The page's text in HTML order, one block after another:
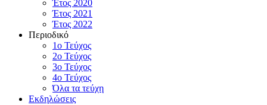
Έτος 2020
Έτος 2021
Έτος 2022
Περιοδικό
1ο Τεύχος
2ο Τεύχος
3ο Τεύχος
4o Τεύχος
Όλα τα τεύχη
Εκδηλώσεις